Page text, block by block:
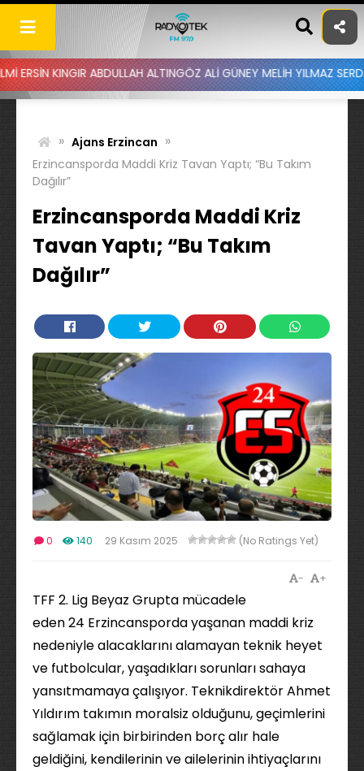
Skip
content
ABDULLAH ALTINGÖZ ALİ GÜNEY MELİH YILMAZ SERDAR AYDIN
» Ajans Erzincan »
Erzincansporda Maddi Kriz Tavan Yaptı; “Bu Takım
Dağılır”
Erzincansporda Maddi Kriz
Tavan Yaptı; “Bu Takım
Dağılır”
0 140 29 Kasım 2025 (No Ratings Yet)
+
-
TFF 2. Lig Beyaz Grupta mücadele
eden 24 Erzincansporda yaşanan maddi kriz
nedeniyle alacaklarını alamayan teknik heyet
ve futbolcular, yaşadıkları sorunları sahaya
yansıtmamaya çalışıyor. Teknikdirektör Ahmet
Yıldırım takımın moralsiz olduğunu, geçimlerini
sağlamak için birbirinden borç alır hale
geldiğini, kendilerinin ve ailelerinin ihtiyaçlarını